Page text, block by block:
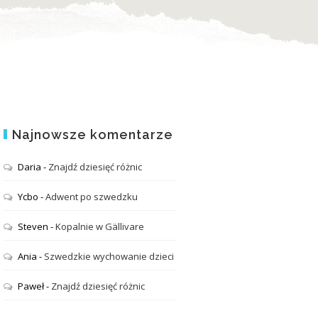
Najnowsze komentarze
Daria - Znajdź dziesięć różnic
Ycbo -Adwent po szwedzku
Steven -Kopalnie w Gällivare
Ania - Szwedzkie wychowanie dzieci
Paweł- Znajdź dziesięć różnic